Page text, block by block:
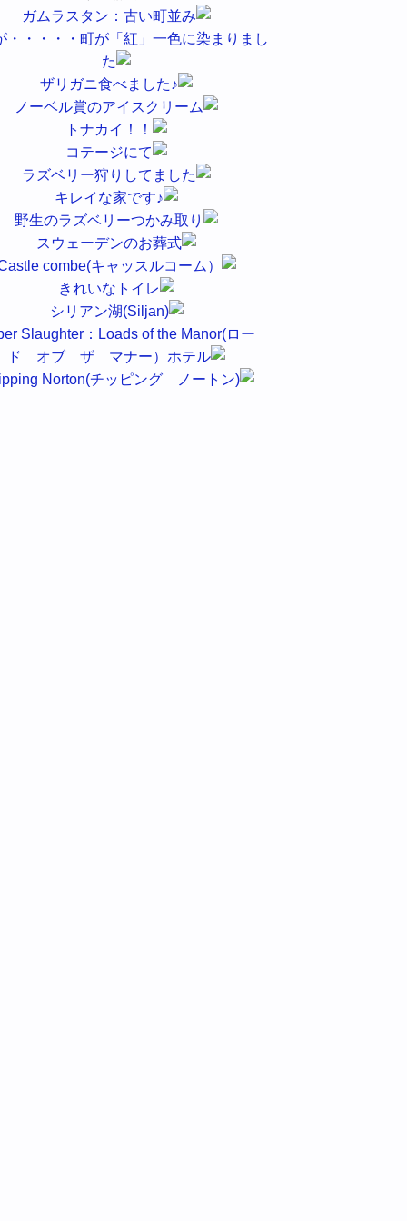
ガムラスタン：古い町並み
・・・・・町が「紅」一色に染まりまし
た
ザリガニ食べました♪
ノーベル賞のアイスクリーム
トナカイ！！
コテージにて
ラズベリー狩りしてました
キレイな家です♪
野生のラズベリーつかみ取り
スウェーデンのお葬式
combe(キャッスルコーム）
きれいなトイレ
シリアン湖(Siljan)
Slaughter：Loads of the Manor(ロー
ド オブ ザ マナー）ホテル
Norton(チッピング ノートン)